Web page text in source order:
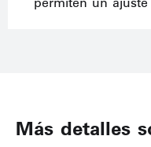
Más detalles